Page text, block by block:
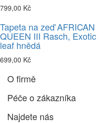
799,00 Kč
Tapeta na zeď AFRICAN
QUEEN III Rasch, Exotic
leaf hnědá
699,00 Kč
O firmě
Péče o zákazníka
Najdete nás